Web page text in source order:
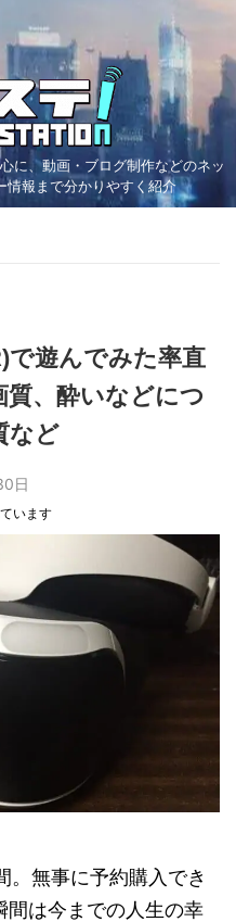
に、動画・ブログ制作などのネッ
情報まで分かりやすく紹介
で遊んでみた率直
質、酔いなどにつ
など
日
います
。無事に予約購入でき
間は今までの人生の幸